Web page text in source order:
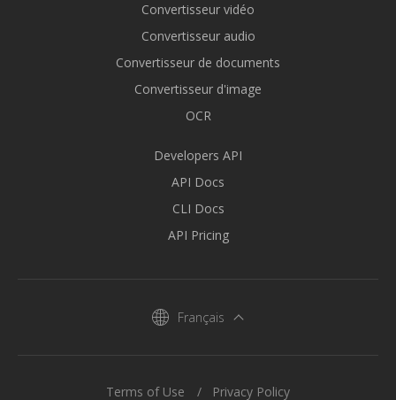
Convertisseur vidéo
Convertisseur audio
Convertisseur de documents
Convertisseur d'image
OCR
Developers API
API Docs
CLI Docs
API Pricing
Français
Terms of Use Privacy Policy